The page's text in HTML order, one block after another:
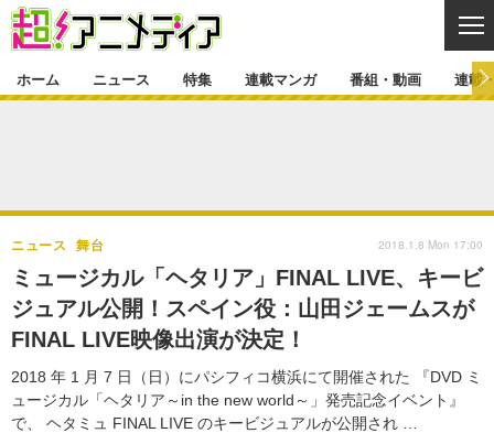
ゲーム・アプリ マンガ
グッズ イベント
声優
舞台 新帝スタ
特集一覧 カバー
ラキりす
連載マンガ
連載マンガ一覧
番組・動画一覧 ラジオ
動画
連載・ブログ
連載・ブログ一覧
編集部ブログ・お知らせ
ホーム ニュース 特集 連載マンガ 番組・動画 連載
ミュージカル「ヘタリア」FINAL LIVE、キービ
ジュアル公開！スペイン役：山田ジェームスが
FINAL LIVE映像出演が決定！
2018 年 1 月 7 日（日）にパシフィコ横浜にて開催された 『DVD ミ
ュージカル「ヘタリア～in the new world～」発売記念イベント』
で、 ヘタミュ FINAL LIVE のキービジュアルが公開され …
ニュース 舞台 2018.1.8 Mon 17:00